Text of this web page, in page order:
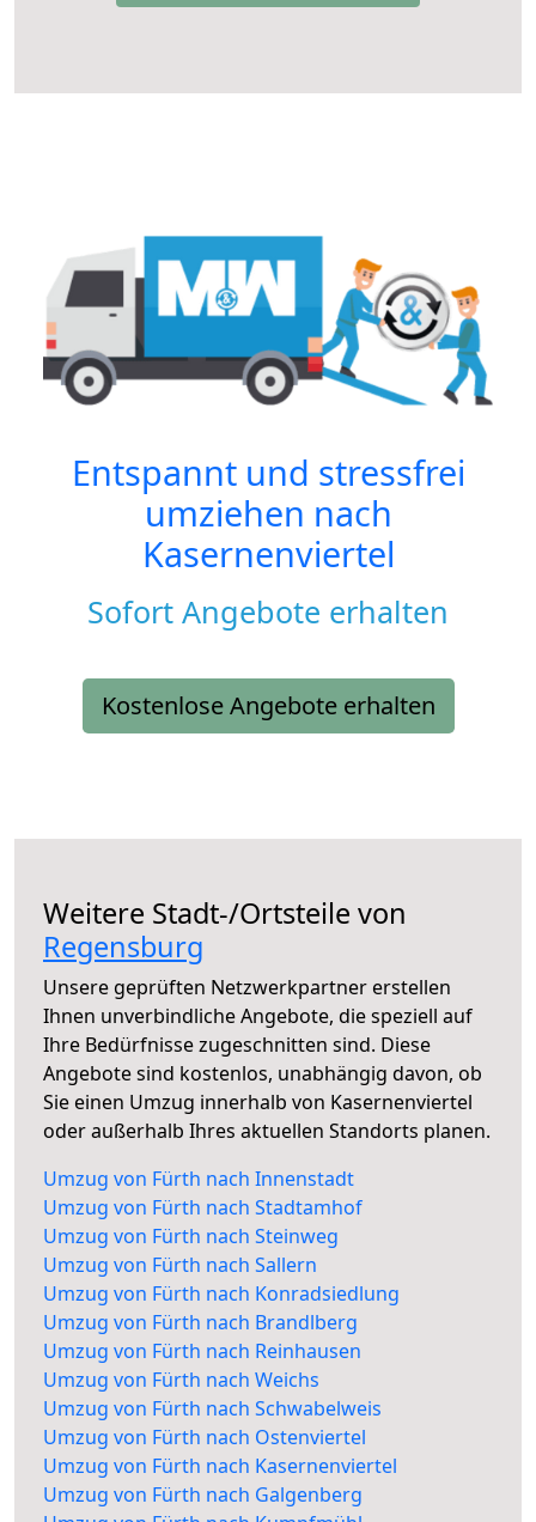
Entspannt und stressfrei
umziehen nach
Kasernenviertel
Sofort Angebote erhalten
Kostenlose Angebote erhalten
Weitere Stadt-/Ortsteile von
Regensburg
Unsere geprüften Netzwerkpartner erstellen
Ihnen unverbindliche Angebote, die speziell auf
Ihre Bedürfnisse zugeschnitten sind. Diese
Angebote sind kostenlos, unabhängig davon, ob
Sie einen Umzug innerhalb von Kasernenviertel
oder außerhalb Ihres aktuellen Standorts planen.
Umzug von Fürth nach Innenstadt
Umzug von Fürth nach Stadtamhof
Umzug von Fürth nach Steinweg
Umzug von Fürth nach Sallern
Umzug von Fürth nach Konradsiedlung
Umzug von Fürth nach Brandlberg
Umzug von Fürth nach Reinhausen
Umzug von Fürth nach Weichs
Umzug von Fürth nach Schwabelweis
Umzug von Fürth nach Ostenviertel
Umzug von Fürth nach Kasernenviertel
Umzug von Fürth nach Galgenberg